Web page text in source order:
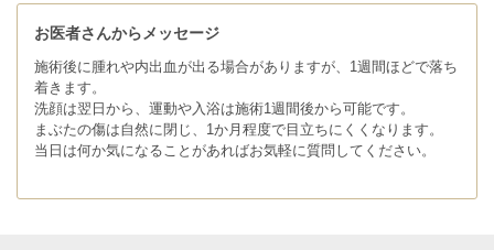
お医者さんからメッセージ
施術後に腫れや内出血が出る場合がありますが、1週間ほどで落ち
着きます。
洗顔は翌日から、運動や入浴は施術1週間後から可能です。
まぶたの傷は⾃然に閉じ、1か月程度で目立ちにくくなります。
当日は何か気になることがあればお気軽に質問してください。